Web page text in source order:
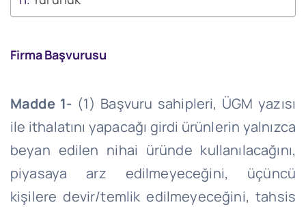
Firma Başvurusu
Madde 1- (1) Başvuru sahipleri, ÜGM yazısı
ile ithalatını yapacağı girdi ürünlerin yalnızca
beyan edilen nihai üründe kullanılacağını,
piyasaya arz edilmeyeceğini, üçüncü
kişilere devir/temlik edilmeyeceğini, tahsis